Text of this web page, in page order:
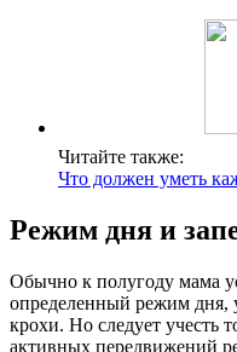
Читайте также:
Что должен уметь
Режим дня и
Обычно к полугоду мама
определенный режим дня,
крохи. Но следует учесть
активных передвижений